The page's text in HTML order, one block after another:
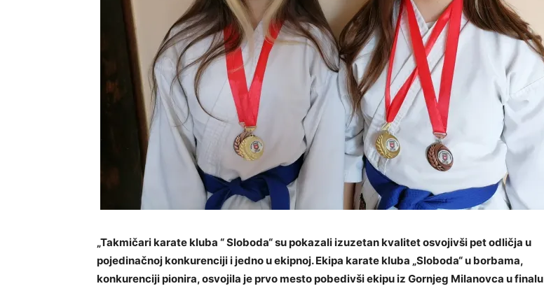
„Takmičari karate kluba “ Sloboda“ su pokazali izuzetan kvalitet osvojivši pet odličja u
pojedinačnoj konkurenciji i jedno u ekipnoj. Ekipa karate kluba „Sloboda“ u borbama,
konkurenciji pionira, osvojila je prvo mesto pobedivši ekipu iz Gornjeg Milanovca u finalu